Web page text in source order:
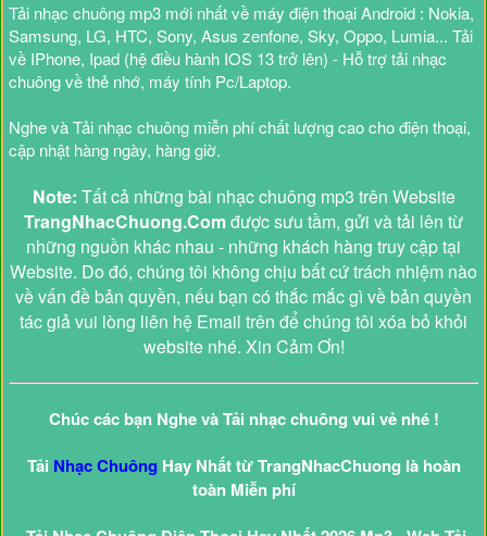
Tải nhạc chuông mp3 mới nhất về máy điện thoại Android : Nokia,
Samsung, LG, HTC, Sony, Asus zenfone, Sky, Oppo, Lumia... Tải
về IPhone, Ipad (hệ điều hành IOS 13 trở lên) - Hỗ trợ tải nhạc
chuông về thẻ nhớ, máy tính Pc/Laptop.
Nghe và Tải nhạc chuông miễn phí chất lượng cao cho điện thoại,
cập nhật hàng ngày, hàng giờ.
Note: Tất cả những bài nhạc chuông mp3 trên Website
TrangNhacChuong.Comđược sưu tầm, gửi và tải lên từ
những nguồn khác nhau - những khách hàng truy cập tại
Website. Do đó, chúng tôi không chịu bất cứ trách nhiệm nào
về vấn đề bản quyền, nếu bạn có thắc mắc gì về bản quyền
tác giả vui lòng liên hệ Email trên để chúng tôi xóa bỏ khỏi
website nhé. Xin Cảm Ơn!
Chúc các bạn Nghe và Tải nhạc chuông vui vẻ nhé !
Tải Nhạc Chuông Hay Nhất từ TrangNhacChuong là hoàn
toàn Miễn phí